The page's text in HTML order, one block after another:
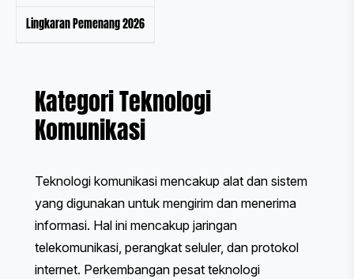
Lingkaran Pemenang 2026
Kategori Teknologi
Komunikasi
Teknologi komunikasi mencakup alat dan sistem
yang digunakan untuk mengirim dan menerima
informasi. Hal ini mencakup jaringan
telekomunikasi, perangkat seluler, dan protokol
internet. Perkembangan pesat teknologi